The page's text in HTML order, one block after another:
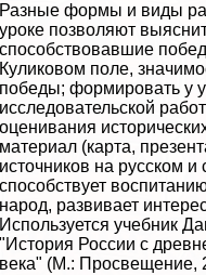
Разные формы и виды
уроке позволяют
способствовавшие
Куликовом поле,
победы; формировать у
исследовательской
оценивания
материал (карта,
источников на русском
способствует
народ, развивает
Используется учебник
"История России с
века" (М.: Просвещение,